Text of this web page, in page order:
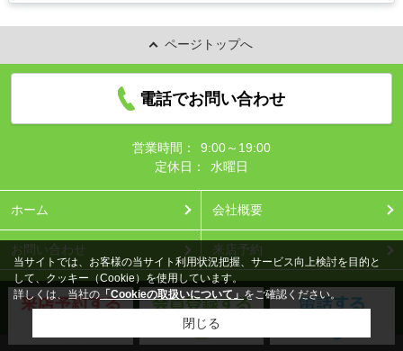
ページトップへ
電話でお問い合わせ
営業時間：
9:00～19:00
定休日：
水曜日
ホーム 会社概要
お問い合わせ 来店予約
プライバシーポリシー 利用規約
アクセスマップ
Copyright(c) 株式会社ひだまりハウス 上尾店 All rights reserved.
当サイトでは、お客様の当サイト利用状況把握、サービス向上検討を目的と
して、クッキー（Cookie）を使用しています。
詳しくは、当社の 「Cookieの取扱いについて」をご確認ください。
閉じる